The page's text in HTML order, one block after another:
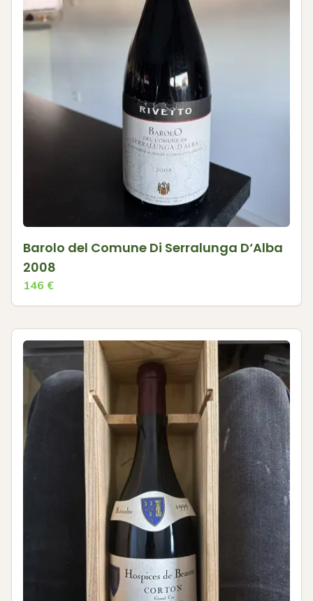
Barolo del Comune Di Serralunga D‘Alba
2008
146 €